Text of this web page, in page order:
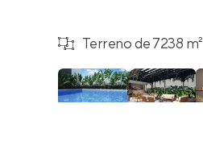
Terreno de 7238 m²